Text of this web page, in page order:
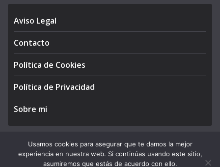
Aviso Legal
Contacto
Política de Cookies
Política de Privacidad
Sobre mi
Copyright © 2026APEGA Perú. All rights reserved.
Usamos cookies para asegurar que te damos la mejor
experiencia en nuestra web. Si continúas usando este sitio,
asumiremos que estás de acuerdo con ello.